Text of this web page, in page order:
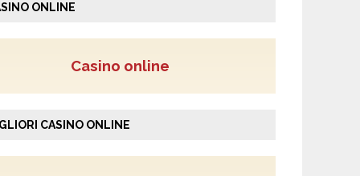
ONLINE
Casino online
CASINO ONLINE